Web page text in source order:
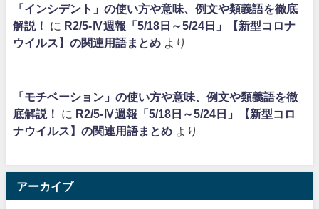
「インシデント」の使い方や意味、例文や類義語を徹底
解説！
に R2/5-Ⅳ週報「5/18日～5/24日」【新型コロナ
ウイルス】の関連用語まとめ より
「モチベーション」の使い方や意味、例文や類義語を徹
底解説！
に R2/5-Ⅳ週報「5/18日～5/24日」【新型コロ
ナウイルス】の関連用語まとめ より
アーカイブ